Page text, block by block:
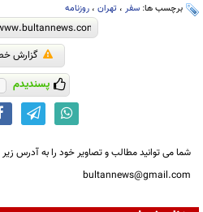
برچسب ها: سفر ، تهران ، روزنامه
گزارش
پسندیدم
شما می توانید مطالب و تصاویر خود را به آدرس زیر
bultannews@gmail.com